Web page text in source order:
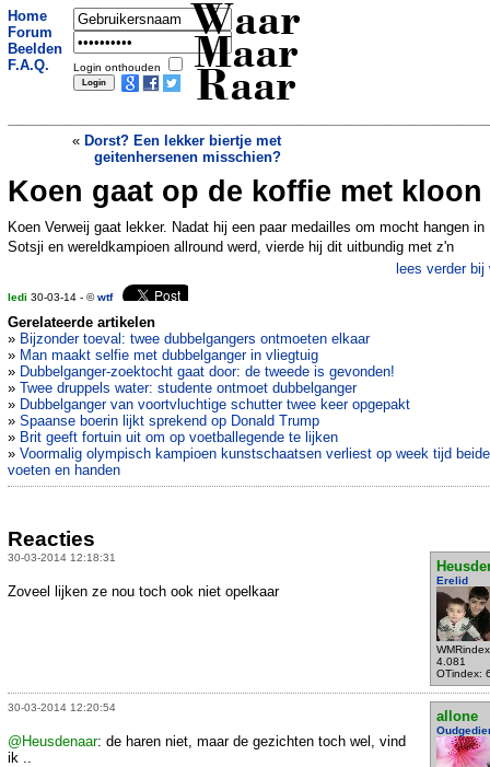
Home
Forum
Beelden
F.A.Q.
Login onthouden
Waar
Maar
Raar
« Dorst? Een lekker biertje met
geitenhersenen misschien?
Vrouw ziet haar foto in prostitutie-
advertentie verschijnen»
Koen gaat op de koffie met kloon
Koen Verweij gaat lekker. Nadat hij een paar medailles om mocht hangen in
Sotsji en wereldkampioen allround werd, vierde hij dit uitbundig met z'n
lees verder bij
ledi 30-03-14 - ©wtf
Gerelateerde artikelen
» Bijzonder toeval: twee dubbelgangers ontmoeten elkaar
» Man maakt selfie met dubbelganger in vliegtuig
» Dubbelganger-zoektocht gaat door: de tweede is gevonden!
» Twee druppels water: studente ontmoet dubbelganger
» Dubbelganger van voortvluchtige schutter twee keer opgepakt
» Spaanse boerin lijkt sprekend op Donald Trump
» Brit geeft fortuin uit om op voetballegende te lijken
» Voormalig olympisch kampioen kunstschaatsen verliest op week tijd beide
voeten en handen
Reacties
30-03-2014 12:18:31
Erelid
4.081
OTindex:
Zoveel lijken ze nou toch ook niet opelkaar
30-03-2014 12:20:54
allone
@Heusdenaar: de haren niet, maar de gezichten toch wel, vind
ik ..